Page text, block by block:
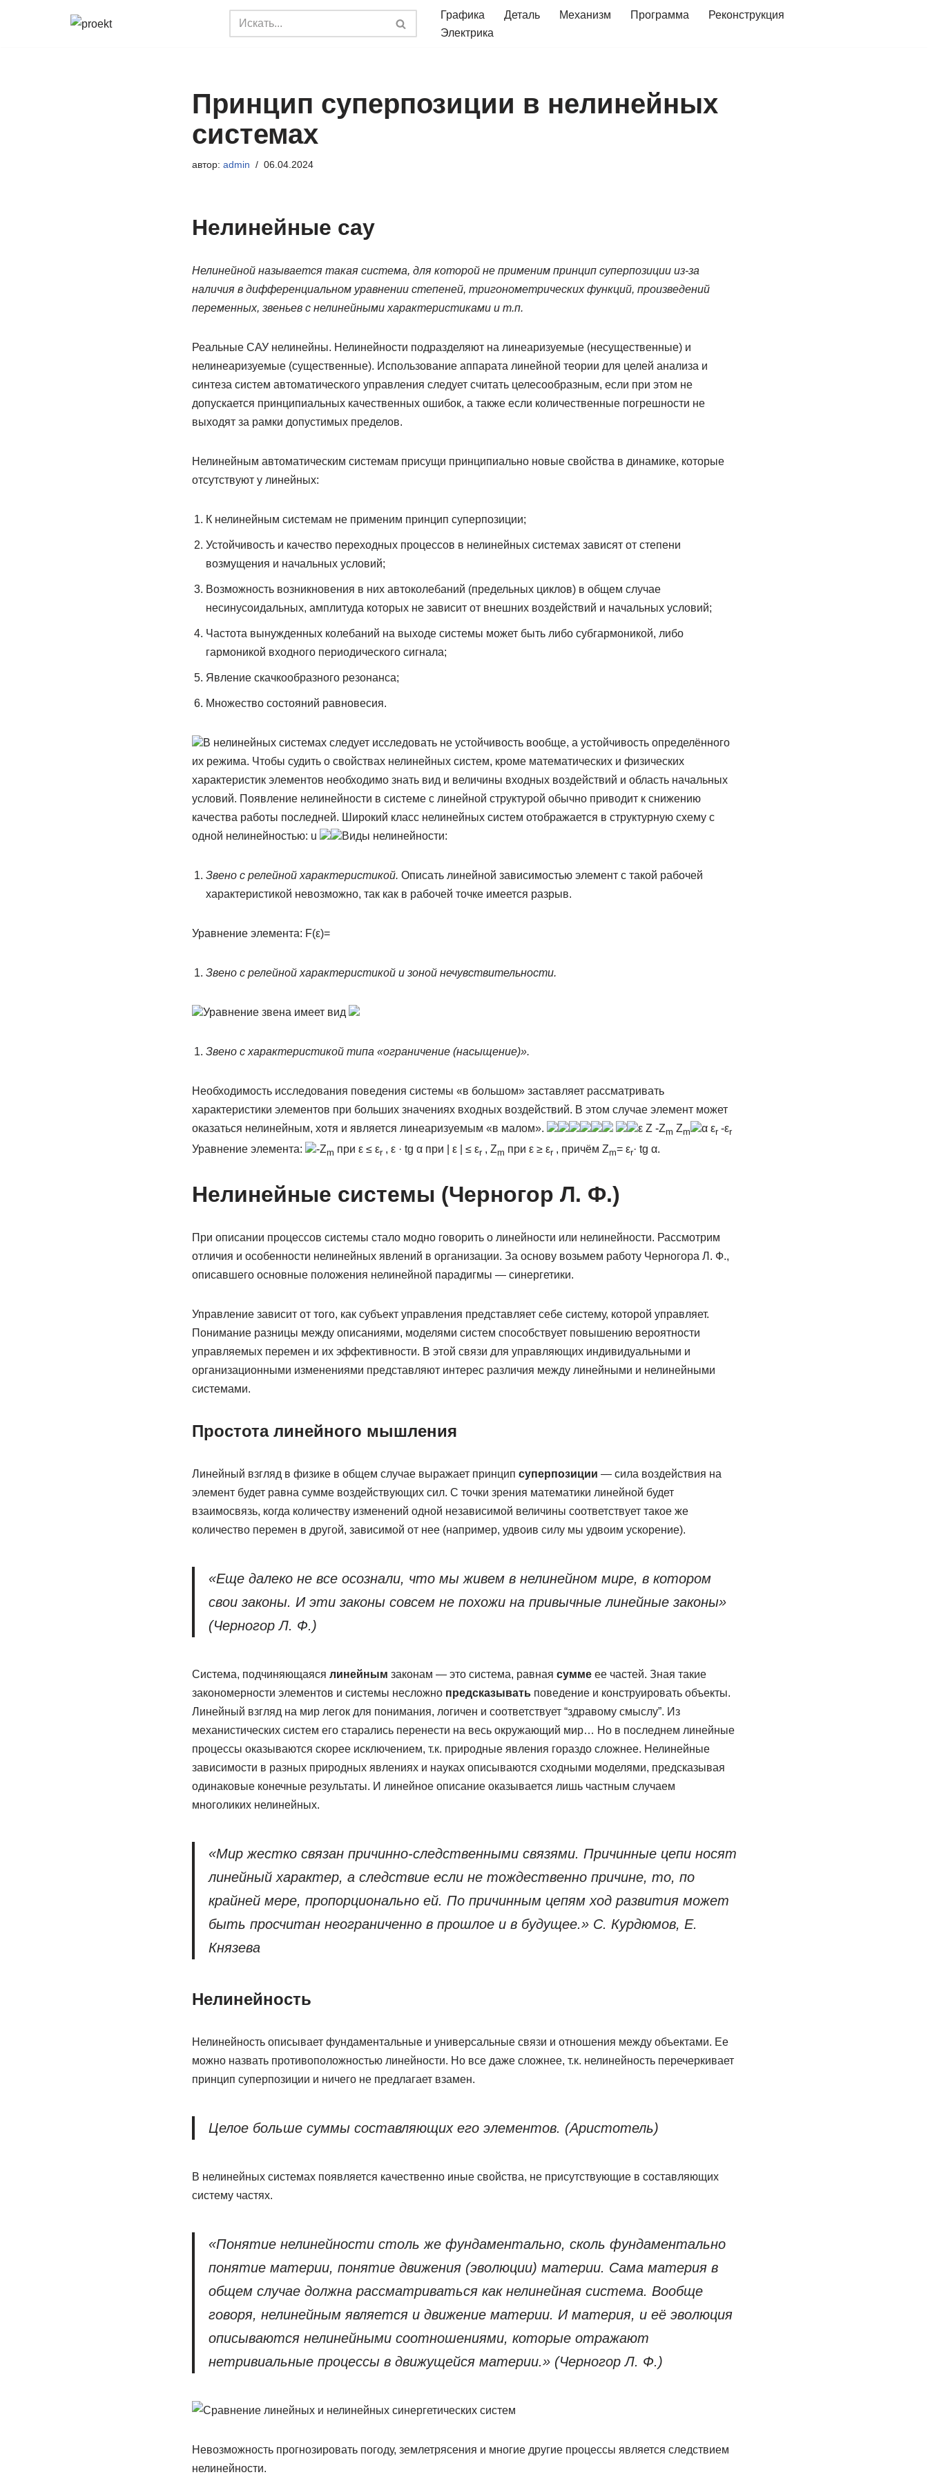
Графика Деталь Механизм Программа
Реконструкция
Электрика
Принцип суперпозиции в нелинейных
системах
автор: admin 06.04.2024
Нелинейные сау
Нелинейной называется такая система, для которой не применим принцип суперпозиции из-за
наличия в дифференциальном уравнении степеней, тригонометрических функций, произведений
переменных, звеньев с нелинейными характеристиками и т.п.
Реальные САУ нелинейны. Нелинейности подразделяют на линеаризуемые (несущественные) и
нелинеаризуемые (существенные). Использование аппарата линейной теории для целей анализа и
синтеза систем автоматического управления следует считать целесообразным, если при этом не
допускается принципиальных качественных ошибок, а также если количественные погрешности не
выходят за рамки допустимых пределов.
Нелинейным автоматическим системам присущи принципиально новые свойства в динамике, которые
отсутствуют у линейных:
К нелинейным системам не применим принцип суперпозиции;
Устойчивость и качество переходных процессов в нелинейных системах зависят от степени
возмущения и начальных условий;
Возможность возникновения в них автоколебаний (предельных циклов) в общем случае
несинусоидальных, амплитуда которых не зависит от внешних воздействий и начальных условий;
Частота вынужденных колебаний на выходе системы может быть либо субгармоникой, либо
гармоникой входного периодического сигнала;
Явление скачкообразного резонанса;
Множество состояний равновесия.
В нелинейных системах следует исследовать не устойчивость вообще, а устойчивость определённого
их режима. Чтобы судить о свойствах нелинейных систем, кроме математических и физических
характеристик элементов необходимо знать вид и величины входных воздействий и область начальных
условий. Появление нелинейности в системе с линейной структурой обычно приводит к снижению
качества работы последней. Широкий класс нелинейных систем отображается в структурную схему с
одной нелинейностью: u
Виды нелинейности:
Звено с релейной характеристикой. Описать линейной зависимостью элемент с такой рабочей
характеристикой невозможно, так как в рабочей точке имеется разрыв.
Уравнение элемента: F(ε)=
Звено с релейной характеристикой и зоной нечувствительности.
Уравнение звена имеет вид
Звено с характеристикой типа «ограничение (насыщение)».
Необходимость исследования поведения системы «в большом» заставляет рассматривать
характеристики элементов при больших значениях входных воздействий. В этом случае элемент может
оказаться нелинейным, хотя и является линеаризуемым «в малом».
ε Z -Zm Zm α εr-εr
Уравнение элемента: -Zm при ε ≤ εr, ε · tg α при | ε | ≤ εr, Zm при ε ≥ εr, причём Zm= εr· tg α.
Нелинейные системы (Черногор Л. Ф.)
При описании процессов системы стало модно говорить о линейности или нелинейности. Рассмотрим
отличия и особенности нелинейных явлений в организации. За основу возьмем работу Черногора Л. Ф.,
описавшего основные положения нелинейной парадигмы — синергетики.
Управление зависит от того, как субъект управления представляет себе систему, которой управляет.
Понимание разницы между описаниями, моделями систем способствует повышению вероятности
управляемых перемен и их эффективности. В этой связи для управляющих индивидуальными и
организационными изменениями представляют интерес различия между линейными и нелинейными
системами.
Простота линейного мышления
Линейный взгляд в физике в общем случае выражает принцип суперпозиции — сила воздействия на
элемент будет равна сумме воздействующих сил. С точки зрения математики линейной будет
взаимосвязь, когда количеству изменений одной независимой величины соответствует такое же
количество перемен в другой, зависимой от нее (например, удвоив силу мы удвоим ускорение).
«Еще далеко не все осознали, что мы живем в нелинейном мире, в котором
свои законы. И эти законы совсем не похожи на привычные линейные законы»
(Черногор Л. Ф.)
Система, подчиняющаяся линейным законам — это система, равная суммеее частей. Зная такие
закономерности элементов и системы несложно предсказыватьповедение и конструировать объекты.
Линейный взгляд на мир легок для понимания, логичен и соответствует “здравому смыслу”. Из
механистических систем его старались перенести на весь окружающий мир… Но в последнем линейные
процессы оказываются скорее исключением, т.к. природные явления гораздо сложнее. Нелинейные
зависимости в разных природных явлениях и науках описываются сходными моделями, предсказывая
одинаковые конечные результаты. И линейное описание оказывается лишь частным случаем
многоликих нелинейных.
«Мир жестко связан причинно-следственными связями. Причинные цепи носят
линейный характер, а следствие если не тождественно причине, то, по
крайней мере, пропорционально ей. По причинным цепям ход развития может
быть просчитан неограниченно в прошлое и в будущее.» С. Курдюмов, Е.
Князева
Нелинейность
Нелинейность описывает фундаментальные и универсальные связи и отношения между объектами. Ее
можно назвать противоположностью линейности. Но все даже сложнее, т.к. нелинейность перечеркивает
принцип суперпозиции и ничего не предлагает взамен.
Целое больше суммы составляющих его элементов. (Аристотель)
В нелинейных системах появляется качественно иные свойства, не присутствующие в составляющих
систему частях.
«Понятие нелинейности столь же фундаментально, сколь фундаментально
понятие материи, понятие движения (эволюции) материи. Сама материя в
общем случае должна рассматриваться как нелинейная система. Вообще
говоря, нелинейным является и движение материи. И материя, и её эволюция
описываются нелинейными соотношениями, которые отражают
нетривиальные процессы в движущейся материи.» (Черногор Л. Ф.)
Невозможность прогнозировать погоду, землетрясения и многие другие процессы является следствием
нелинейности.